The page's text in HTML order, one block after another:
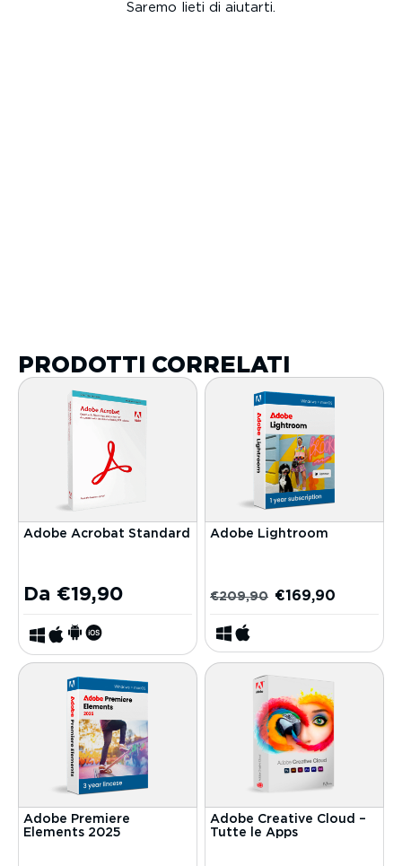
Saremo lieti di aiutarti.
PRODOTTI CORRELATI
Adobe Acrobat Standard
Da €19,90
Adobe Lightroom
€209,90 €169,90
Adobe Premiere
Elements 2025
Adobe Creative Cloud –
Tutte le Apps